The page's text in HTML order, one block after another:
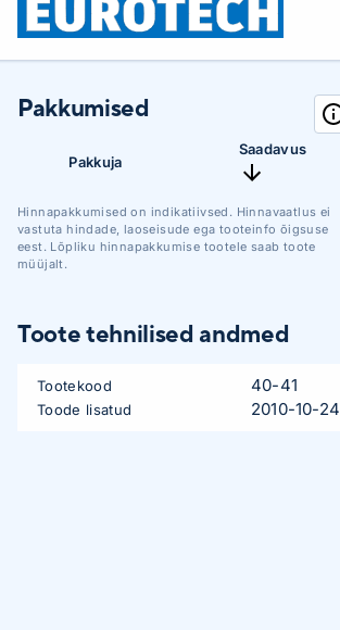
Pakkumised
Pakkuja
Saadavus
Hinnapakkumised on indikatiivsed. Hinnavaatlus ei
vastuta hindade, laoseisude ega tooteinfo õigsuse
eest. Lõpliku hinnapakkumise tootele saab toote
müüjalt.
Toote tehnilised andmed
Tootekood 40-41
Toode lisatud 2010-10-24